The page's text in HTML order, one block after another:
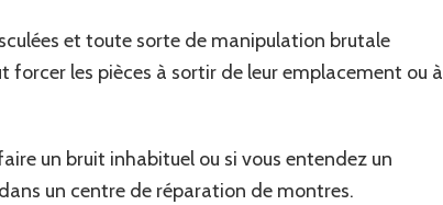
et toute sorte de manipulation brutale
forcer les pièces à sortir de leur emplacement ou à
un bruit inhabituel ou si vous entendez un
un centre de réparation de montres.